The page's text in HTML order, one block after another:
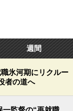
週間
氷河期にリクルー
者の道へ